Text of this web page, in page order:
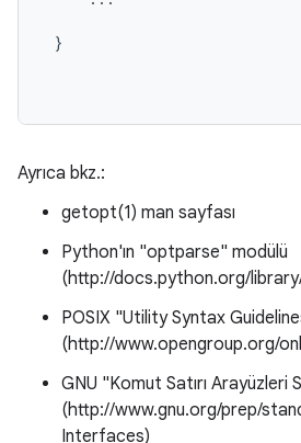
}
Ayrıca bkz.:
getopt(1) man sayfası
Python'ın "optparse" modülü
(http://docs.python.org/
POSIX "Utility Syntax
(http://www.opengroup.org/
GNU "Komut Satırı Arayüzleri
(http://www.gnu.org/prep/
Interfaces)